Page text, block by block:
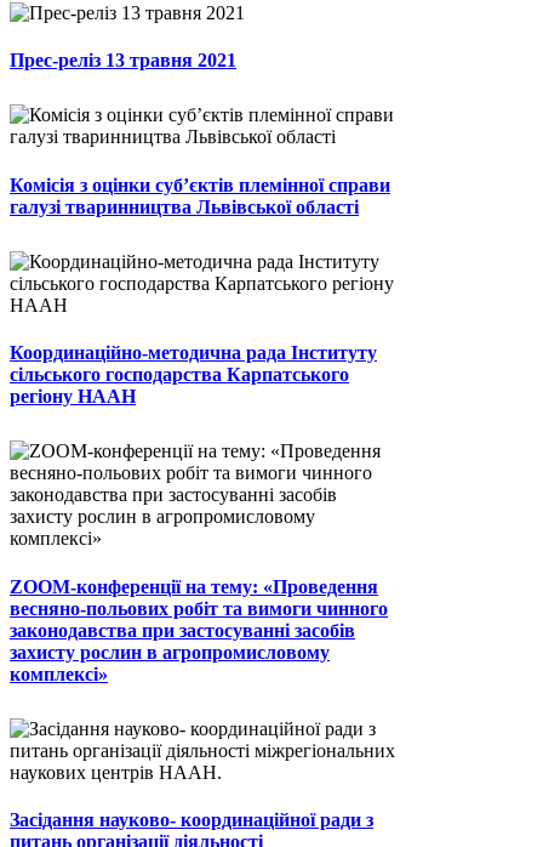
Прес-реліз 13 травня 2021
Комісія з оцінки суб’єктів племінної справи
галузі тваринництва Львівської області
Координаційно-методична рада Інституту
сільського господарства Карпатського
регіону НААН
ZOOM-конференції на тему: «Проведення
весняно-польових робіт та вимоги чинного
законодавства при застосуванні засобів
захисту рослин в агропромисловому
комплексі»
Засідання науково- координаційної ради з
питань організації діяльності